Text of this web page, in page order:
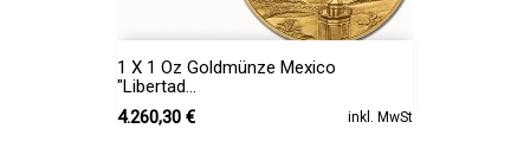
1 X 1 Oz Goldmünze Mexico
"Libertad...
Preis
4.260,30 € inkl. MwSt